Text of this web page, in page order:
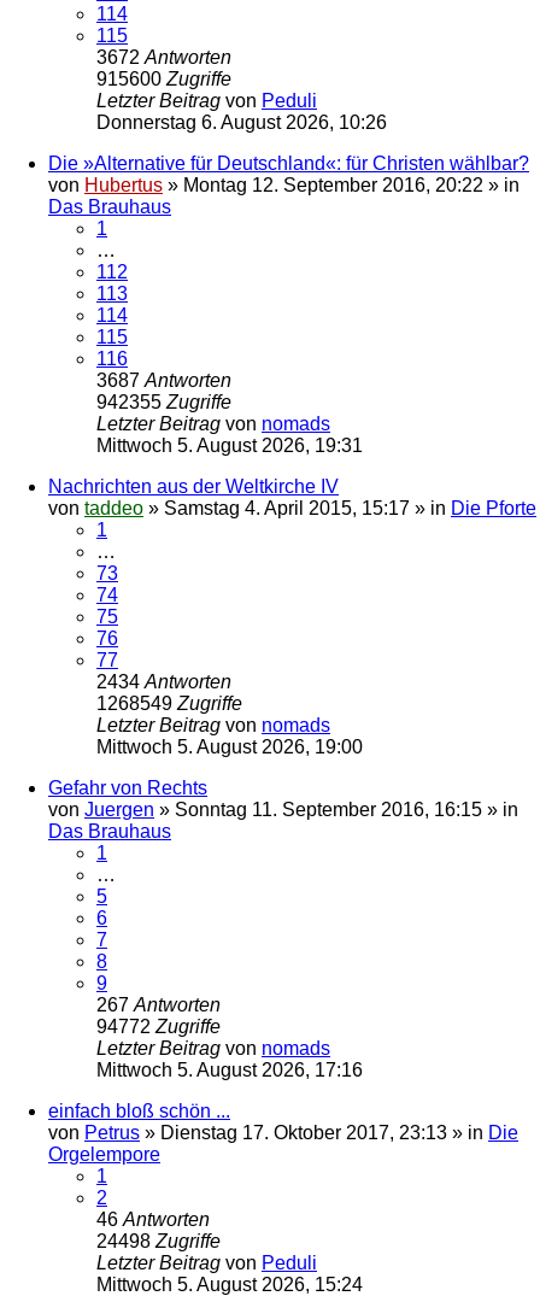
114
115
3672 Antworten
915600 Zugriffe
Letzter Beitrag von Peduli
Donnerstag 6. August 2026, 10:26
Die »Alternative für Deutschland«: für Christen wählbar?
von Hubertus » Montag 12. September 2016, 20:22 » in
Das Brauhaus
1
…
112
113
114
115
116
3687 Antworten
942355 Zugriffe
Letzter Beitrag von nomads
Mittwoch 5. August 2026, 19:31
Nachrichten aus der Weltkirche IV
von taddeo » Samstag 4. April 2015, 15:17 » in Die Pforte
1
…
73
74
75
76
77
2434 Antworten
1268549 Zugriffe
Letzter Beitrag von nomads
Mittwoch 5. August 2026, 19:00
Gefahr von Rechts
von Juergen » Sonntag 11. September 2016, 16:15 » in
Das Brauhaus
1
…
5
6
7
8
9
267 Antworten
94772 Zugriffe
Letzter Beitrag von nomads
Mittwoch 5. August 2026, 17:16
einfach bloß schön ...
von Petrus » Dienstag 17. Oktober 2017, 23:13 » in Die
Orgelempore
1
2
46 Antworten
24498 Zugriffe
Letzter Beitrag von Peduli
Mittwoch 5. August 2026, 15:24